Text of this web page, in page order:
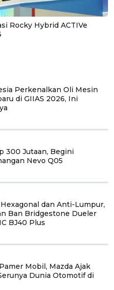
Rocky Hybrid ACTIVe
Perkenalkan Oli Mesin
di GIIAS 2026, Ini
300 Jutaan, Begini
Nevo Q05
dan Anti-Lumpur,
Ban Bridgestone Dueler
BJ40 Plus
Mobil, Mazda Ajak
Dunia Otomotif di